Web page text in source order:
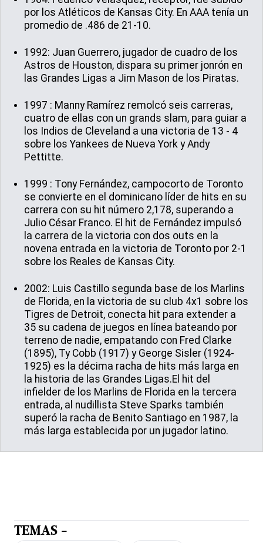
por los Atléticos de Kansas City. En AAA tenía un
promedio de .486 de 21-10.
1992: Juan Guerrero, jugador de cuadro de los
Astros de Houston, dispara su primer jonrón en
las Grandes Ligas a Jim Mason de los Piratas.
1997 : Manny Ramírez remolcó seis carreras,
cuatro de ellas con un grands slam, para guiar a
los Indios de Cleveland a una victoria de 13 - 4
sobre los Yankees de Nueva York y Andy
Pettitte.
1999 : Tony Fernández, campocorto de Toronto
se convierte en el dominicano líder de hits en su
carrera con su hit número 2,178, superando a
Julio César Franco. El hit de Fernández impulsó
la carrera de la victoria con dos outs en la
novena entrada en la victoria de Toronto por 2-1
sobre los Reales de Kansas City.
2002: Luis Castillo segunda base de los Marlins
de Florida, en la victoria de su club 4x1 sobre los
Tigres de Detroit, conecta hit para extender a
35 su cadena de juegos en línea bateando por
terreno de nadie, empatando con Fred Clarke
(1895), Ty Cobb (1917) y George Sisler (1924-
1925) es la décima racha de hits más larga en
la historia de las Grandes Ligas.El hit del
infielder de los Marlins de Florida en la tercera
entrada, al nudillista Steve Sparks también
superó la racha de Benito Santiago en 1987, la
más larga establecida por un jugador latino.
TEMAS -